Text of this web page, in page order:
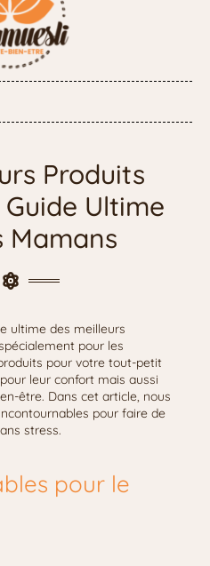
Produits
Ultime
Mamans
ultime des meilleurs
pour les
pour votre tout-petit
leur confort mais aussi
être. Dans cet article, nous
pour faire de
stress.
pour le